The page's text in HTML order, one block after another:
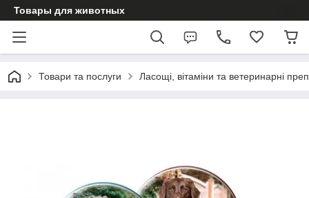
Товары для животных
Товари та послуги Ласощі, вітаміни та ветеринарні